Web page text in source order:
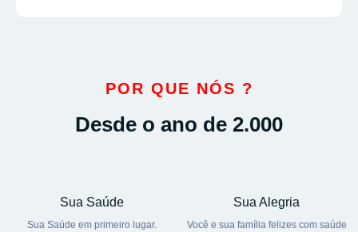
POR QUE NÓS ?
Desde o ano de 2.000
Sua Saúde
Sua Saúde em primeiro lugar.
Sua Alegria
Você e sua família felizes com saúde